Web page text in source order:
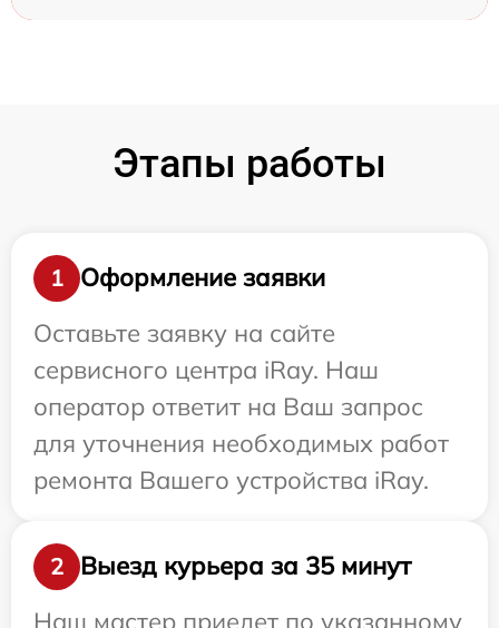
Этапы работы
1
Оформление заявки
Оставьте заявку на сайте
сервисного центра iRay. Наш
оператор ответит на Ваш запрос
для уточнения необходимых работ
ремонта Вашего устройства iRay.
2
Выезд курьера за 35 минут
Наш мастер приедет по указанному